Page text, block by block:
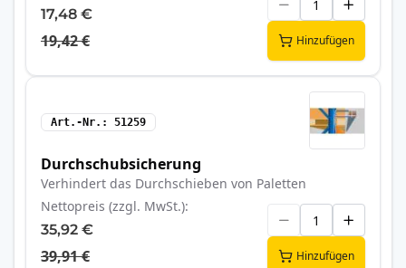
17,48 €
19,42 € Hinzufügen
Art.-Nr. 51259
Durchschubsicherung
Verhindert das Durchschieben von Paletten
Nettopreis (zzgl. MwSt.)
35,92 €
39,91 € Hinzufügen